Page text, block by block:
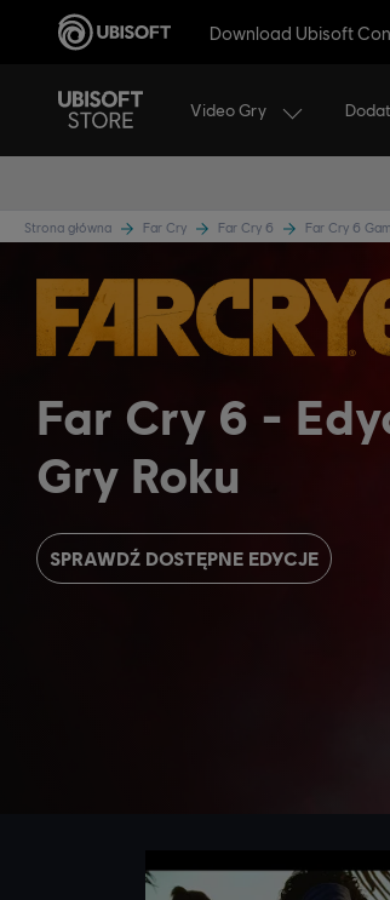
Download Ubisoft
Video Gry
Strona główna Far Cry Far Cry 6 Far Cry 6
Far Cry 6
Gry Roku
SPRAWDŹ DOSTĘPNE EDYCJE